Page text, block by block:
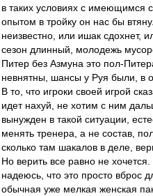
в таких условиях с имеющимся
опытом в тройку он нас бы
неизвестно, или ишак сдохнет,
сезон длинный, молодежь
Питер без Азмуна это пол-
невнятны, шансы у Руя были, в
В то, что игроки своей игрой
идет нахуй, не хотим с ним
вынужден в такой ситуации,
менять тренера, а не состав,
сколько там шакалов в деле,
Но верить все равно не
надеюсь, что это просто вброс
обычная уже мелкая женская